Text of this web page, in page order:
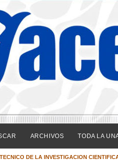
ARCHIVOS TODA LA
TECNICO DE LA INVESTIGACION